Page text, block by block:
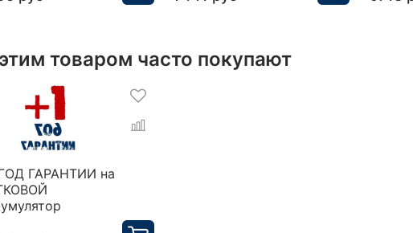
товаром часто покупают
ГАРАНТИИ на